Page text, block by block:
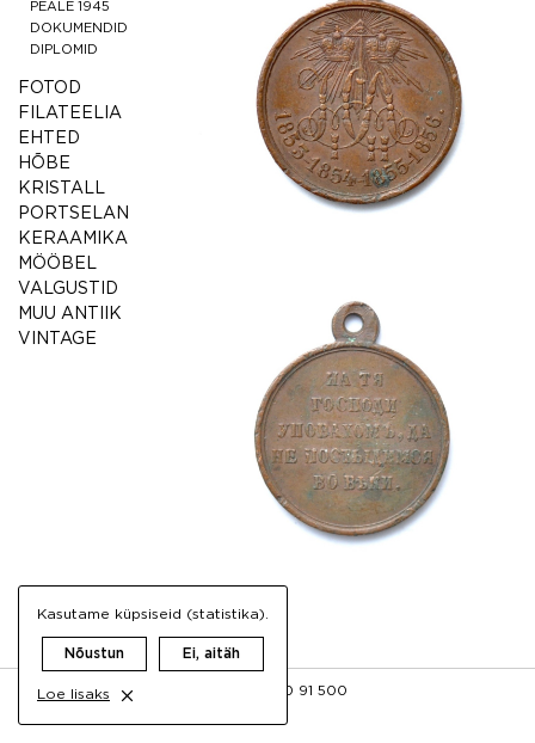
PEALE 1945
DOKUMENDID
DIPLOMID
FOTOD
FILATEELIA
EHTED
HÕBE
KRISTALL
PORTSELAN
KERAAMIKA
MÖÖBEL
VALGUSTID
MUU ANTIIK
VINTAGE
INFO@AIGRETTE.EE +372 50 91 500
Kasutame küpsiseid (statistika).
Nõustun Ei, aitäh
Loe lisaks